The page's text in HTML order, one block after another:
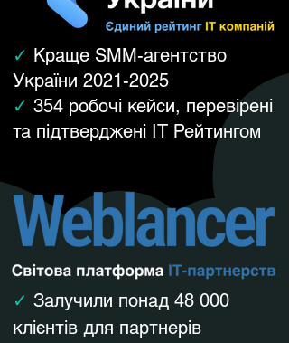
✓ Краще SMM-агентство
України 2021-2025
✓ 354 робочі кейси, перевірені
та підтверджені IT Рейтингом
✓ Залучили понад 48 000
клієнтів для партнерів